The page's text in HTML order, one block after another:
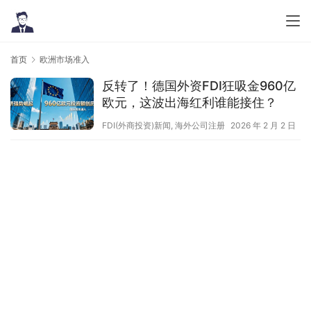
首页 欧洲市场准入
反转了！德国外资FDI狂吸金960亿
欧元，这波出海红利谁能接住？
FDI(外商投资)新闻, 海外公司注册 2026 年 2 月 2 日